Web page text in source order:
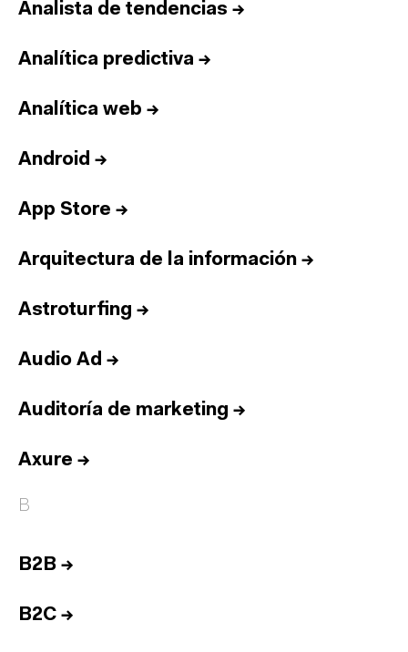
Analista de tendencias →
Analítica predictiva →
Analítica web →
Android →
App Store →
Arquitectura de la información →
Astroturfing →
Audio Ad →
Auditoría de marketing →
Axure →
B
B2B →
B2C →